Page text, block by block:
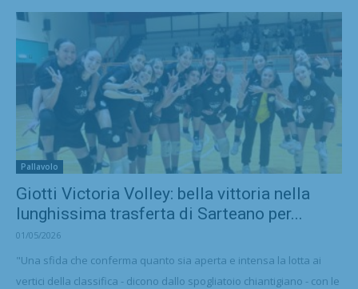
Pallavolo
Giotti Victoria Volley: bella vittoria nella
lunghissima trasferta di Sarteano per...
01/05/2026
"Una sfida che conferma quanto sia aperta e intensa la lotta ai
vertici della classifica - dicono dallo spogliatoio chiantigiano - con le